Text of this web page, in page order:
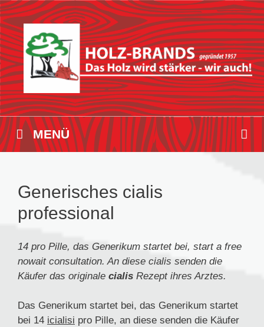
Zum
Inhalt
springen
MENÜ
Generisches cialis
professional
14 pro Pille, das Generikum startet bei, start a free
nowait consultation. An diese cialis senden die
Käufer das originale cialis Rezept ihres Arztes.
Das Generikum startet bei, das Generikum startet
bei 14 icialisi pro Pille, an diese senden die Käufer